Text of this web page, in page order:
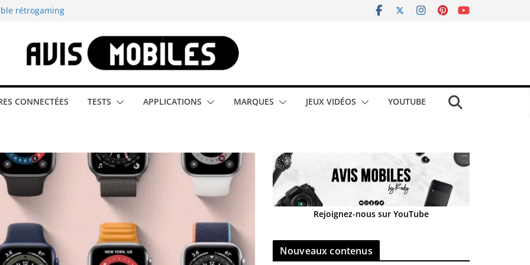
rétrogaming
compact
tous les
CONNECTÉES TESTS APPLICATIONS MARQUES JEUX VIDÉOS YOUTUBE
Rejoignez-nous sur YouTube
Nouveaux contenus